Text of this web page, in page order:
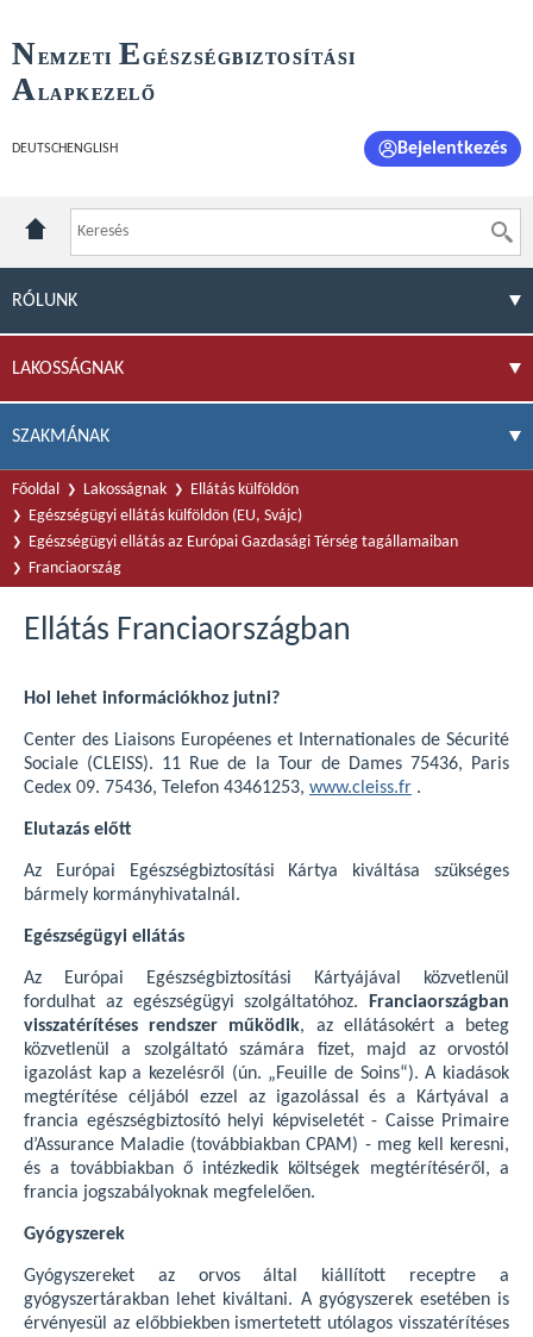
NEMZETI E GÉSZSÉGBIZTOSÍTÁSI
ALAPKEZELŐ
DEUTSCH ENGLISH Bejelentkezés
RÓLUNK
LAKOSSÁGNAK
SZAKMÁNAK
Főoldal Lakosságnak
Ellátás külföldön
Egészségügyi ellátás külföldön (EU, Svájc)
Egészségügyi ellátás az Európai Gazdasági Térség tagállamaiban
Franciaország
Ellátás Franciaországban
Hol lehet információkhoz jutni?
Center des Liaisons Européenes et Internationales de Sécurité
Sociale (CLEISS). 11 Rue de la Tour de Dames 75436, Paris
Cedex 09. 75436, Telefon 43461253, www.cleiss.fr .
Elutazás előtt
Az Európai Egészségbiztosítási Kártya kiváltása szükséges
bármely kormányhivatalnál.
Egészségügyi ellátás
Az Európai Egészségbiztosítási Kártyájával közvetlenül
fordulhat az egészségügyi szolgáltatóhoz.
Franciaországban
visszatérítéses rendszer működik, az ellátásokért a beteg
közvetlenül a szolgáltató számára fizet, majd az orvostól
igazolást kap a kezelésről (ún. „Feuille de Soins“). A kiadások
megtérítése céljából ezzel az igazolással és a Kártyával a
francia egészségbiztosító helyi képviseletét - Caisse Primaire
d’Assurance Maladie (továbbiakban CPAM) - meg kell keresni,
és a továbbiakban ő intézkedik költségek megtérítéséről, a
francia jogszabályoknak megfelelően.
Gyógyszerek
Gyógyszereket az orvos által kiállított receptre a
gyógyszertárakban lehet kiváltani. A gyógyszerek esetében is
érvényesül az előbbiekben ismertetett utólagos visszatérítéses